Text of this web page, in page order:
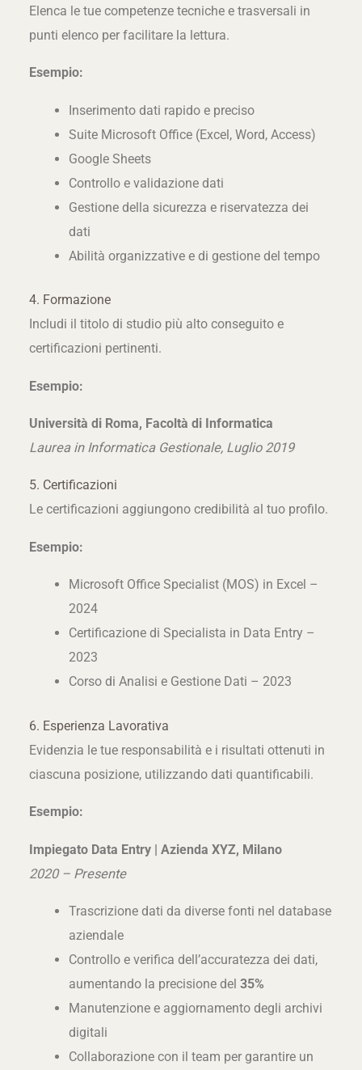
Elenca le tue competenze tecniche e trasversali in
punti elenco per facilitare la lettura.
Esempio:
Inserimento dati rapido e preciso
Suite Microsoft Office (Excel, Word, Access)
Google Sheets
Controllo e validazione dati
Gestione della sicurezza e riservatezza dei
dati
Abilità organizzative e di gestione del tempo
4. Formazione
Includi il titolo di studio più alto conseguito e
certificazioni pertinenti.
Esempio:
Università di Roma, Facoltà di Informatica
Laurea in Informatica Gestionale, Luglio 2019
5. Certificazioni
Le certificazioni aggiungono credibilità al tuo profilo.
Esempio:
Microsoft Office Specialist (MOS) in Excel –
2024
Certificazione di Specialista in Data Entry –
2023
Corso di Analisi e Gestione Dati – 2023
6. Esperienza Lavorativa
Evidenzia le tue responsabilità e i risultati ottenuti in
ciascuna posizione, utilizzando dati quantificabili.
Esempio:
Impiegato Data Entry | Azienda XYZ, Milano
2020 – Presente
Trascrizione dati da diverse fonti nel database
aziendale
Controllo e verifica dell’accuratezza dei dati,
aumentando la precisione del35%
Manutenzione e aggiornamento degli archivi
digitali
Collaborazione con il team per garantire un